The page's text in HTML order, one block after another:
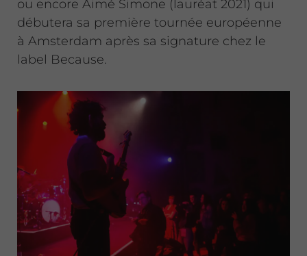
ou encore Aimé Simone (lauréat 2021) qui
débutera sa première tournée européenne
à Amsterdam après sa signature chez le
label Because.